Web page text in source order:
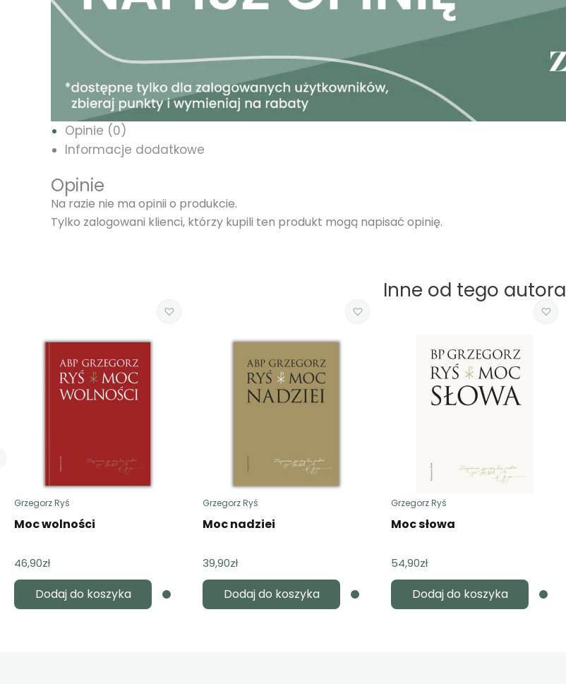
Opinie (0)
Informacje dodatkowe
Opinie
Na razie nie ma opinii o produkcie.
Tylko zalogowani klienci, którzy kupili ten produkt mogą napisać opinię.
Inne od tego autora
Grzegorz Ryś
Moc wolności
46,90zł
Dodaj do koszyka
Grzegorz Ryś
Moc nadziei
39,90zł
Dodaj do koszyka
Grzegorz Ryś
Moc słowa
54,90zł
Dodaj do koszyka